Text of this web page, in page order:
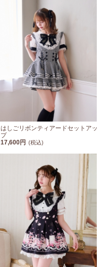
はしごリボンティアードセットアッ
プ
17,600円 (税込)